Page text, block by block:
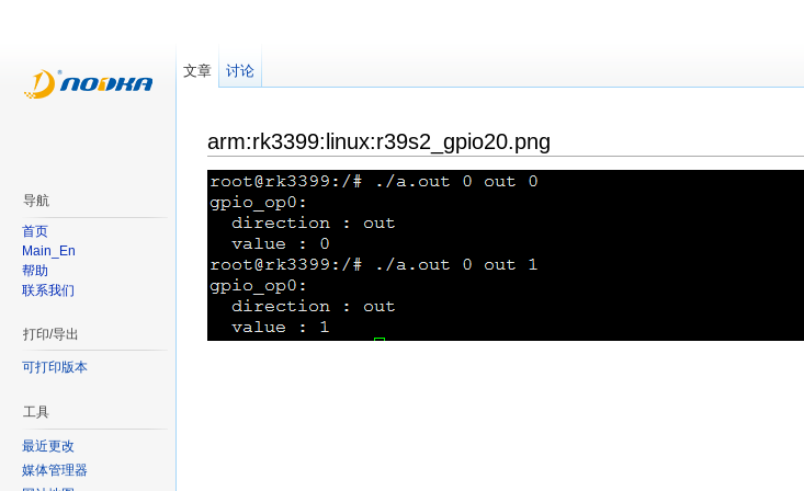
arm:rk3399:linux:r39s2_gpio20.png
文章 讨论
导航
首页
Main_En
帮助
联系我们
打印/导出
可打印版本
工具
最近更改
媒体管理器